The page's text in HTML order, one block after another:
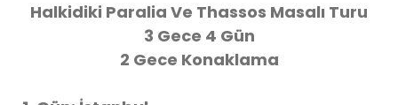
Halkidiki Paralia Ve Thassos Masalı Turu
3 Gece 4 Gün
2 Gece Konaklama